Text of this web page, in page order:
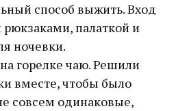
способ выжить. Вход
палаткой и
ночевки.
горелке чаю. Решили
вместе, чтобы было
совсем одинаковые,